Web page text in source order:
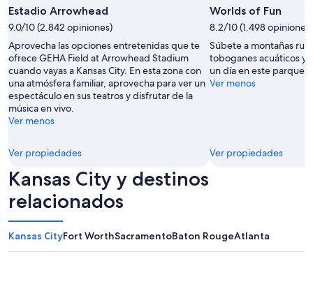
a
k
i
n
g
a
t
n
i
t
"
de
uso
libre
tomada
por
Jami
Esbenshade
Estadio Arrowhead
9.0/10 (2.842 opiniones)
Aprovecha las opciones entretenidas que te
ofrece GEHA Field at Arrowhead Stadium
cuando vayas a Kansas City. En esta zona con
una atmósfera familiar, aprovecha para ver un
espectáculo en sus teatros y disfrutar de la
música en vivo.
Ver menos
Ver propiedades
Worlds of Fun
8.2/10 (1.498 opiniones)
Súbete a montañas
toboganes acuáticos y
un día en este parque
Ver menos
Ver propiedades
Kansas City y destinos
relacionados
Kansas CityFort WorthSacramentoBaton RougeAtlanta